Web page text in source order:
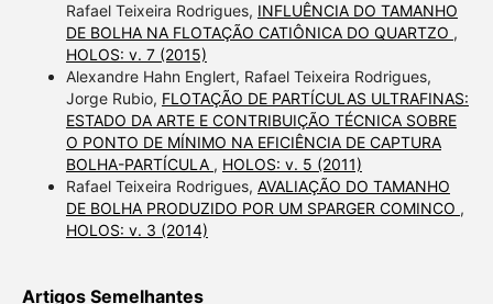
Rafael Teixeira Rodrigues, INFLUÊNCIA DO TAMANHO
DE BOLHA NA FLOTAÇÃO CATIÔNICA DO QUARTZO ,
HOLOS: v. 7 (2015)
Alexandre Hahn Englert, Rafael Teixeira Rodrigues,
Jorge Rubio, FLOTAÇÃO DE PARTÍCULAS ULTRAFINAS:
ESTADO DA ARTE E CONTRIBUIÇÃO TÉCNICA SOBRE
O PONTO DE MÍNIMO NA EFICIÊNCIA DE CAPTURA
BOLHA-PARTÍCULA , HOLOS: v. 5 (2011)
Rafael Teixeira Rodrigues, AVALIAÇÃO DO TAMANHO
DE BOLHA PRODUZIDO POR UM SPARGER COMINCO ,
HOLOS: v. 3 (2014)
Artigos Semelhantes